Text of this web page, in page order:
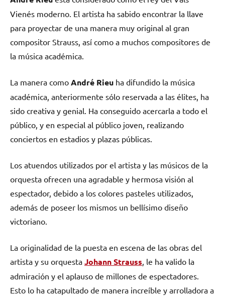
Vienés moderno. El artista ha sabido encontrar la llave
para proyectar de una manera muy original al gran
compositor Strauss, así como a muchos compositores de
la música académica.
La manera como André Rieu ha difundido la música
académica, anteriormente sólo reservada a las élites, ha
sido creativa y genial. Ha conseguido acercarla a todo el
público, y en especial al público joven, realizando
conciertos en estadios y plazas públicas.
Los atuendos utilizados por el artista y las músicos de la
orquesta ofrecen una agradable y hermosa visión al
espectador, debido a los colores pasteles utilizados,
además de poseer los mismos un bellísimo diseño
victoriano.
La originalidad de la puesta en escena de las obras del
artista y su orquesta Johann Strauss , le ha valido la
admiración y el aplauso de millones de espectadores.
Esto lo ha catapultado de manera increíble y arrolladora a